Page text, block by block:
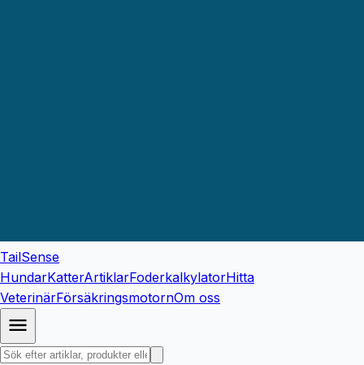
TailSense
HundarKatterArtiklarFoderkalkylatorHitta
VeterinärFörsäkringsmotornOm oss